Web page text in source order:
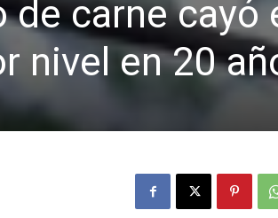
de carne cayó
nivel en 20